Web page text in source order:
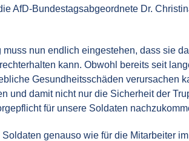
AfD-Bundestagsabgeordnete Dr.
muss nun endlich eingestehen, dass sie
kann. Obwohl bereits seit
Gesundheitsschäden verursachen
und damit nicht nur die Sicherheit der
für unsere Soldaten
Soldaten genauso wie für die Mitarbeiter